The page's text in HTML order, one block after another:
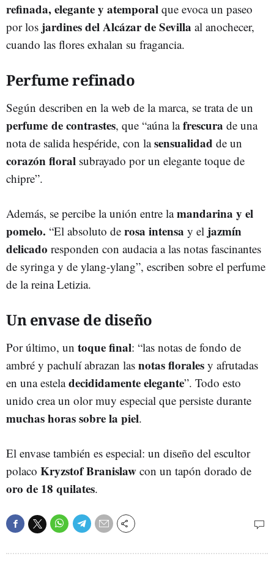
refinada, elegante y atemporal que evoca un paseo
por los jardines del Alcázar de Sevilla al anochecer,
cuando las flores exhalan su fragancia.
Perfume refinado
Según describen en la web de la marca, se trata de un
perfume de contrastes, que “aúna lafrescura de una
nota de salida hespéride, con lasensualidad de un
corazón floral subrayado por un elegante toque de
chipre”.
Además, se percibe la unión entre lamandarina y el
pomelo. “El absoluto de rosa intensa y el jazmín
delicado responden con audacia a las notas fascinantes
de syringa y de ylang-ylang”, escriben sobre el perfume
de la reina Letizia.
Un envase de diseño
Por último, un toque final: “las notas de fondo de
ambré y pachulí abrazan las notas florales y afrutadas
en una esteladecididamente elegante”. Todo esto
unido crea un olor muy especial que persiste durante
muchas horas sobre la piel.
El envase también es especial: un diseño del escultor
polaco Kryzstof Branislaw con un tapón dorado de
oro de 18 quilates.